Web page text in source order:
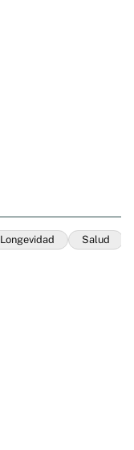
Longevidad Salud